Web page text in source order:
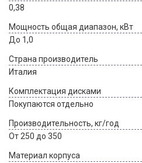
0,38
Мощность общая диапазон, кВт
До 1,0
Страна производитель
Италия
Комплектация дисками
Покупаются отдельно
Производительность, кг/год
От 250 до 350
Материал корпуса